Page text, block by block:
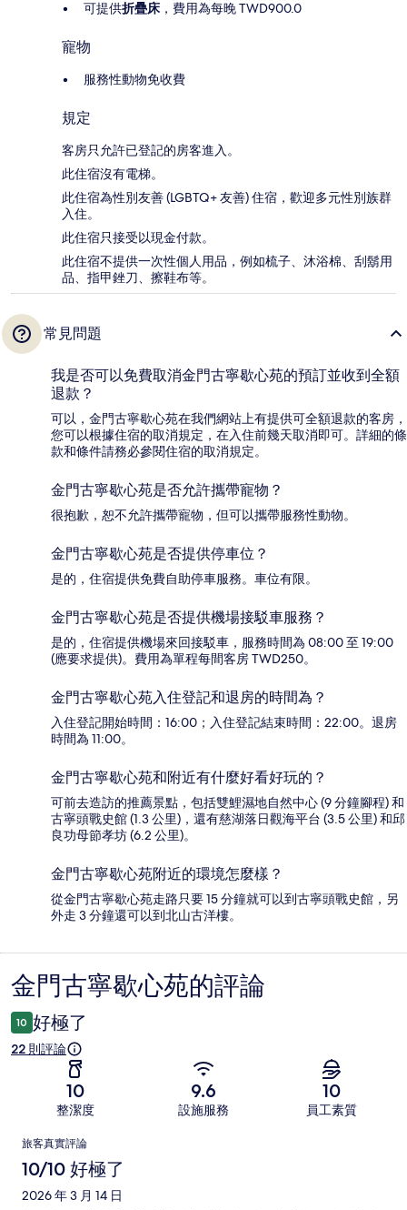
可提供折疊床 ，費用為每晚 TWD900.0
寵物
服務性動物免收費
規定
客房只允許已登記的房客進入。
此住宿沒有電梯。
此住宿為性別友善 (LGBTQ+ 友善) 住宿，歡迎多元性別族群
入住。
此住宿只接受以現金付款。
此住宿不提供一次性個人用品，例如梳子、沐浴棉、刮鬍用
品、指甲銼刀、擦鞋布等。
常見問題
我是否可以免費取消金門古寧歇心苑的預訂並收到全額
退款？
可以，金門古寧歇心苑在我們網站上有提供可全額退款的客房，
您可以根據住宿的取消規定，在入住前幾天取消即可。詳細的條
款和條件請務必參閱住宿的取消規定。
金門古寧歇心苑是否允許攜帶寵物？
很抱歉，恕不允許攜帶寵物，但可以攜帶服務性動物。
金門古寧歇心苑是否提供停車位？
是的，住宿提供免費自助停車服務。車位有限。
金門古寧歇心苑是否提供機場接駁車服務？
是的，住宿提供機場來回接駁車，服務時間為 08:00 至 19:00
(應要求提供)。費用為單程每間客房 TWD250。
金門古寧歇心苑入住登記和退房的時間為？
入住登記開始時間：16:00；入住登記結束時間：22:00。退房
時間為 11:00。
金門古寧歇心苑和附近有什麼好看好玩的？
可前去造訪的推薦景點，包括雙鯉濕地自然中心 (9 分鐘腳程) 和
古寧頭戰史館 (1.3 公里)，還有慈湖落日觀海平台 (3.5 公里) 和邱
良功母節孝坊 (6.2 公里)。
金門古寧歇心苑附近的環境怎麼樣？
從金門古寧歇心苑走路只要 15 分鐘就可以到古寧頭戰史館，另
外走 3 分鐘還可以到北山古洋樓。
評
論
金門古寧歇心苑的評論
10 好極了
22 則評論
10
整潔度
9.6
設施服務
10
員工素質
評
論
旅客真實評論
10/10 好極了
2026 年 3 月 14 日